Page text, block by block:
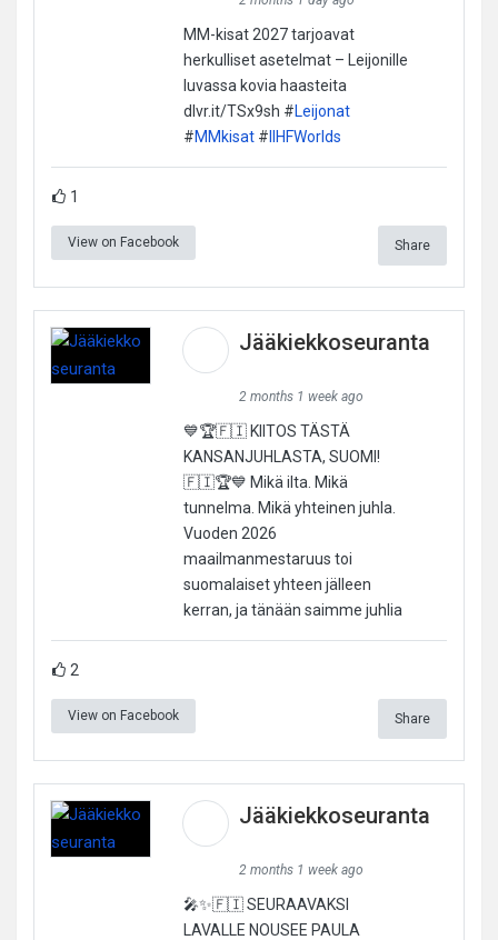
MM-kisat 2027 tarjoavat
herkulliset asetelmat – Leijonille
luvassa kovia haasteita
dlvr.it/TSx9sh #Leijonat
#MMkisat#IIHFWorlds
1
View on Facebook Share
Jääkiekkoseuranta
2 months 1 week ago
💙🏆🇫🇮 KIITOS TÄSTÄ
KANSANJUHLASTA, SUOMI!
🇫🇮🏆💙 Mikä ilta. Mikä
tunnelma. Mikä yhteinen juhla.
Vuoden 2026
maailmanmestaruus toi
suomalaiset yhteen jälleen
kerran, ja tänään saimme juhlia
2
View on Facebook Share
Jääkiekkoseuranta
2 months 1 week ago
🎤✨🇫🇮 SEURAAVAKSI
LAVALLE NOUSEE PAULA